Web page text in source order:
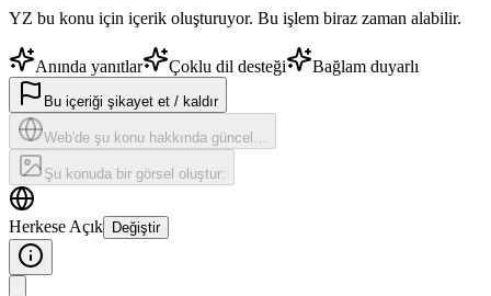
YZ bu konu için içerik oluşturuyor. Bu işlem biraz zaman alabilir.
Anında yanıtlar Çoklu dil desteği Bağlam duyarlı
Bu içeriği şikayet et / kaldır
Web'de şu konu hakkında güncel…
Şu konuda bir görsel oluştur:
Herkese Açık Değiştir